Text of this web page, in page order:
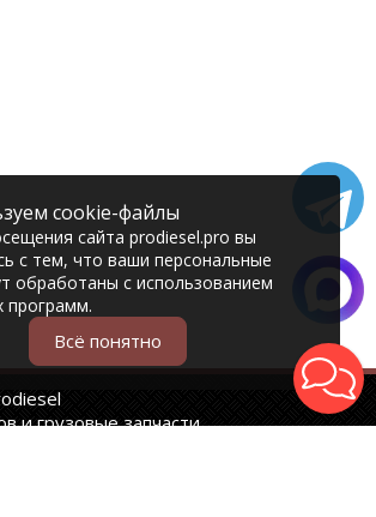
и грузовые запчасти
cookie-файлы
сайта prodiesel.pro вы
с тем, что ваши персональные
обработаны с использованием
программ.
Всё понятно